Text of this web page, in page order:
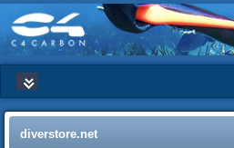
diverstore.net